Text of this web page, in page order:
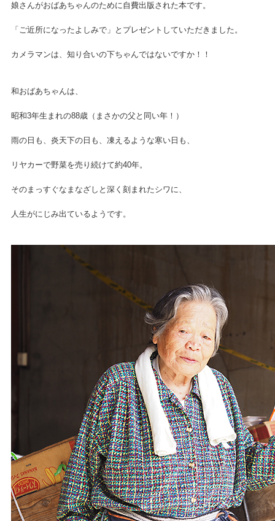
娘さんがおばあちゃんのために自費出版された本です。
「ご近所になったよしみで」とプレゼントしていただきました。
カメラマンは、知り合いの下ちゃんではないですか！！
和おばあちゃんは、
昭和3年生まれの88歳（まさかの父と同い年！）
雨の日も、炎天下の日も、凍えるような寒い日も、
リヤカーで野菜を売り続けて約40年。
そのまっすぐなまなざしと深く刻まれたシワに、
人生がにじみ出ているようです。